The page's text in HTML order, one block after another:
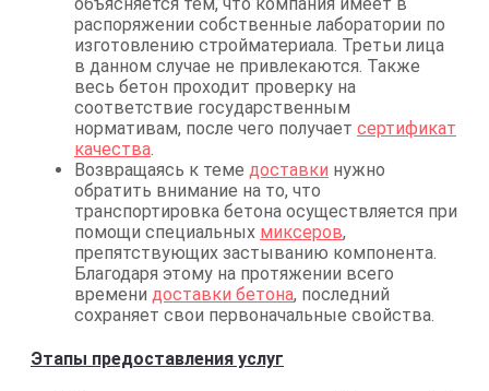
распоряжении собственные лаборатории по
изготовлению стройматериала. Третьи лица
в данном случае не привлекаются. Также
весь бетон проходит проверку на
соответствие государственным
нормативам, после чего получает сертификат
качества.
Возвращаясь к теме доставки нужно
обратить внимание на то, что
транспортировка бетона осуществляется при
помощи специальных миксеров,
препятствующих застыванию компонента.
Благодаря этому на протяжении всего
времени доставки бетона, последний
сохраняет свои первоначальные свойства.
Этапы предоставления услуг